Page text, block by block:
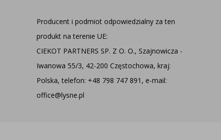
Producent i podmiot odpowiedzialny za ten
produkt na terenie UE:
CIEKOT PARTNERS SP. Z O. O., Szajnowicza -
Iwanowa 55/3, 42-200 Częstochowa, kraj:
Polska, telefon: +48 798 747 891, e-mail:
office@lysne.pl